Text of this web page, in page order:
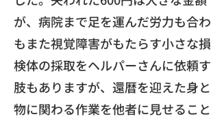
が、病院まで足を運んだ労力も合
もまた視覚障害がもたらす小さな損
検体の採取をヘルパーさんに依頼
肢もありますが、還暦を迎えた身
物に関わる作業を他者に見せるこ